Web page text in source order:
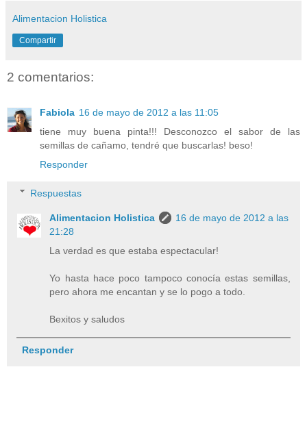
Alimentacion Holistica
Compartir
2 comentarios:
Fabiola 16 de mayo de 2012 a las 11:05
tiene muy buena pinta!!! Desconozco el sabor de las
semillas de cañamo, tendré que buscarlas! beso!
Responder
Respuestas
Alimentacion Holistica
16 de mayo de 2012 a las
21:28
La verdad es que estaba espectacular!
Yo hasta hace poco tampoco conocía estas semillas,
pero ahora me encantan y se lo pogo a todo.
Bexitos y saludos
Responder